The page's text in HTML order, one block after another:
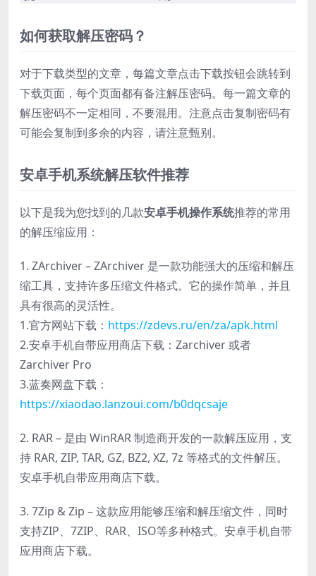
如何获取解压密码？
对于下载类型的文章，每篇文章点击下载按钮会跳转到
下载页面，每个页面都有备注解压密码。每一篇文章的
解压密码不一定相同，不要混用。注意点击复制密码有
可能会复制到多余的内容，请注意甄别。
安卓手机系统解压软件推荐
以下是我为您找到的几款安卓手机操作系统推荐的常用
的解压缩应用：
1. ZArchiver – ZArchiver 是一款功能强大的压缩和解压
缩工具，支持许多压缩文件格式。它的操作简单，并且
具有很高的灵活性。
1.官方网站下载： https://zdevs.ru/en/za/apk.html
2.安卓手机自带应用商店下载：Zarchiver 或者
Zarchiver Pro
3.蓝奏网盘下载：
https://xiaodao.lanzoui.com/b0dqcsaje
2. RAR – 是由 WinRAR 制造商开发的一款解压应用，支
持 RAR, ZIP, TAR, GZ, BZ2, XZ, 7z 等格式的文件解压。
安卓手机自带应用商店下载。
3. 7Zip & Zip – 这款应用能够压缩和解压缩文件，同时
支持ZIP、7ZIP、RAR、ISO等多种格式。安卓手机自带
应用商店下载。